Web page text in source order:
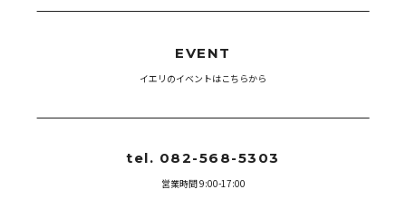
EVENT
イエリのイベントはこちらから
tel. 082-568-5303
営業時間 9:00-17:00